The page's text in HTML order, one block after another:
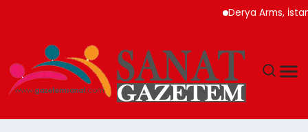
Derya Arms, İstanbul